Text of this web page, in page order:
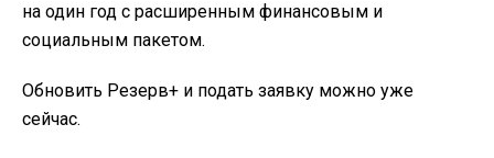
на один год с расширенным финансовым и
социальным пакетом.
Обновить Резерв+ и подать заявку можно уже
сейчас.